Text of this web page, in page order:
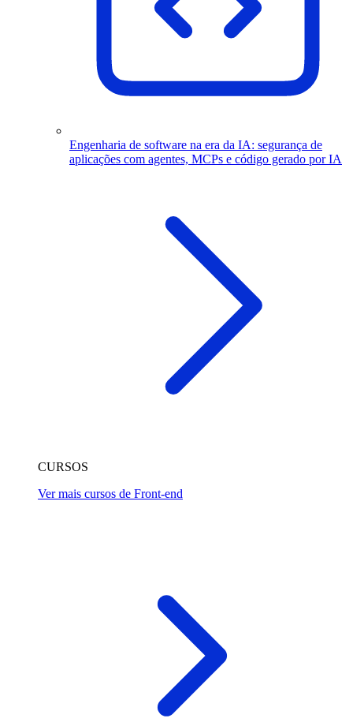
Engenharia de software na era da IA: segurança de
aplicações com agentes, MCPs e código gerado por IA
CURSOS
Ver mais cursos de Front-end